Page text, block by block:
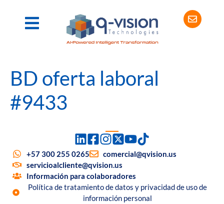
BD oferta laboral
#9433
+57 300 255 0265
comercial@qvision.us
servicioalcliente@qvision.us
Información para colaboradores
Política de tratamiento de datos y privacidad de uso de
información personal